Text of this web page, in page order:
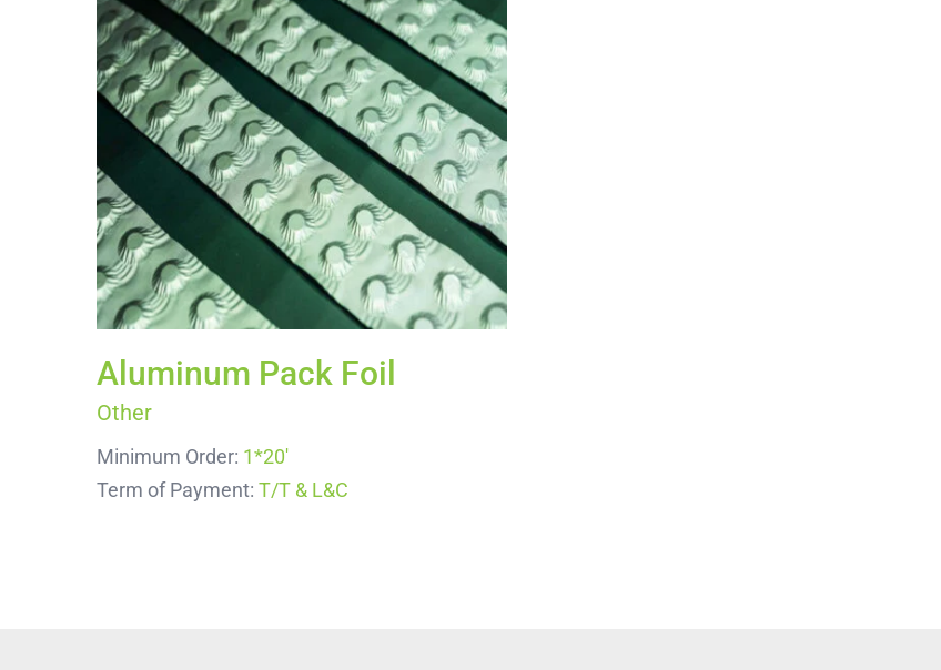
Aluminum Pack Foil
Other
Minimum Order: 1*20'
Term of Payment: T/T & L&C